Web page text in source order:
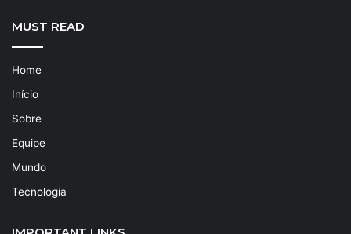
MUST READ
Home
Início
Sobre
Equipe
Mundo
Tecnologia